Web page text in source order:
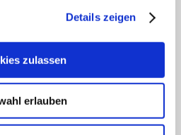
Details zeigen
zulassen
erlauben